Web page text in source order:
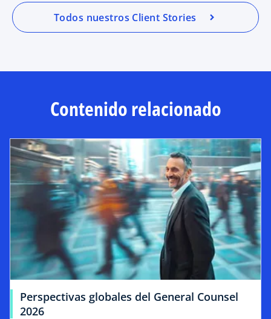
Todos nuestros Client Stories
Contenido relacionado
Perspectivas globales del General Counsel
2026